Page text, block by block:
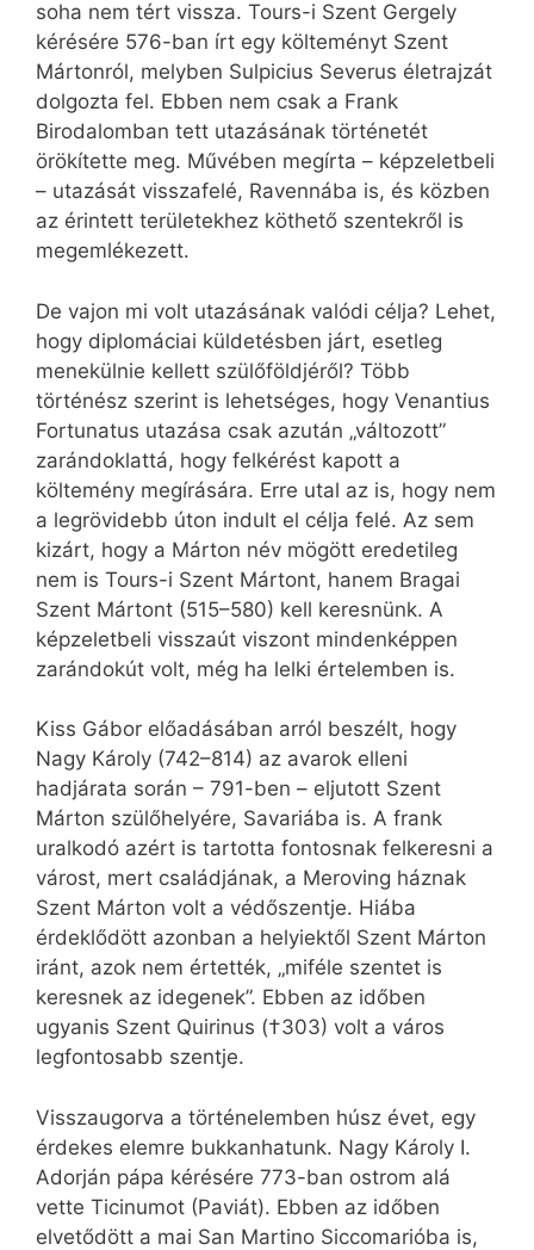
soha nem tért vissza. Tours-i Szent Gergely
kérésére 576-ban írt egy költeményt Szent
Mártonról, melyben Sulpicius Severus életrajzát
dolgozta fel. Ebben nem csak a Frank
Birodalomban tett utazásának történetét
örökítette meg. Művében megírta – képzeletbeli
– utazását visszafelé, Ravennába is, és közben
az érintett területekhez köthető szentekről is
megemlékezett.
De vajon mi volt utazásának valódi célja? Lehet,
hogy diplomáciai küldetésben járt, esetleg
menekülnie kellett szülőföldjéről? Több
történész szerint is lehetséges, hogy Venantius
Fortunatus utazása csak azután „változott”
zarándoklattá, hogy felkérést kapott a
költemény megírására. Erre utal az is, hogy nem
a legrövidebb úton indult el célja felé. Az sem
kizárt, hogy a Márton név mögött eredetileg
nem is Tours-i Szent Mártont, hanem Bragai
Szent Mártont (515–580) kell keresnünk. A
képzeletbeli visszaút viszont mindenképpen
zarándokút volt, még ha lelki értelemben is.
Kiss Gábor előadásában arról beszélt, hogy
Nagy Károly (742–814) az avarok elleni
hadjárata során – 791-ben – eljutott Szent
Márton szülőhelyére, Savariába is. A frank
uralkodó azért is tartotta fontosnak felkeresni a
várost, mert családjának, a Meroving háznak
Szent Márton volt a védőszentje. Hiába
érdeklődött azonban a helyiektől Szent Márton
iránt, azok nem értették, „miféle szentet is
keresnek az idegenek”. Ebben az időben
ugyanis Szent Quirinus (†303) volt a város
legfontosabb szentje.
Visszaugorva a történelemben húsz évet, egy
érdekes elemre bukkanhatunk. Nagy Károly I.
Adorján pápa kérésére 773-ban ostrom alá
vette Ticinumot (Paviát). Ebben az időben
elvetődött a mai San Martino Siccomarióba is,